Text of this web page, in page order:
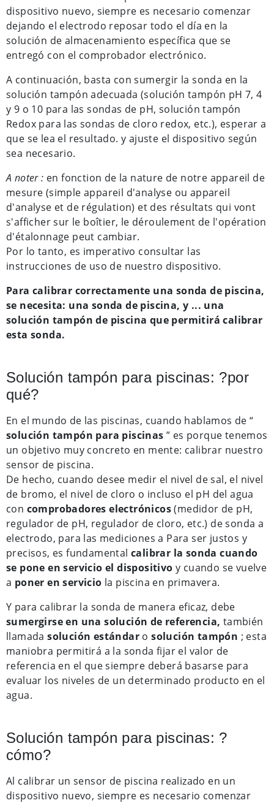
dispositivo nuevo, siempre es necesario comenzar
dejando el electrodo reposar todo el día en la
solución de almacenamiento específica que se
entregó con el comprobador electrónico.
A continuación, basta con sumergir la sonda en la
solución tampón adecuada (solución tampón pH 7, 4
y 9 o 10 para las sondas de pH, solución tampón
Redox para las sondas de cloro redox, etc.), esperar a
que se lea el resultado. y ajuste el dispositivo según
sea necesario.
A noter : en fonction de la nature de notre appareil de
mesure (simple appareil d'analyse ou appareil
d'analyse et de régulation) et des résultats qui vont
s'afficher sur le boîtier, le déroulement de l'opération
d'étalonnage peut cambiar.
Por lo tanto, es imperativo consultar las
instrucciones de uso de nuestro dispositivo.
Para calibrar correctamente una sonda de piscina,
se necesita: una sonda de piscina, y ... una
solución tampón de piscina que permitirá calibrar
esta sonda.
Solución tampón para piscinas: ?por
qué?
En el mundo de las piscinas, cuando hablamos de “
solución tampón para piscinas ” es porque tenemos
un objetivo muy concreto en mente: calibrar nuestro
sensor de piscina.
De hecho, cuando desee medir el nivel de sal, el nivel
de bromo, el nivel de cloro o incluso el pH del agua
con comprobadores electrónicos(medidor de pH,
regulador de pH, regulador de cloro, etc.) de sonda a
electrodo, para las mediciones a Para ser justos y
precisos, es fundamental calibrar la sonda cuando
se pone en servicio el dispositivo y cuando se vuelve
a poner en servicio la piscina en primavera.
Y para calibrar la sonda de manera eficaz, debe
sumergirse en una solución de referencia, también
llamadasolución estándar osolución tampón ; esta
maniobra permitirá a la sonda fijar el valor de
referencia en el que siempre deberá basarse para
evaluar los niveles de un determinado producto en el
agua.
Solución tampón para piscinas: ?
cómo?
Al calibrar un sensor de piscina realizado en un
dispositivo nuevo, siempre es necesario comenzar